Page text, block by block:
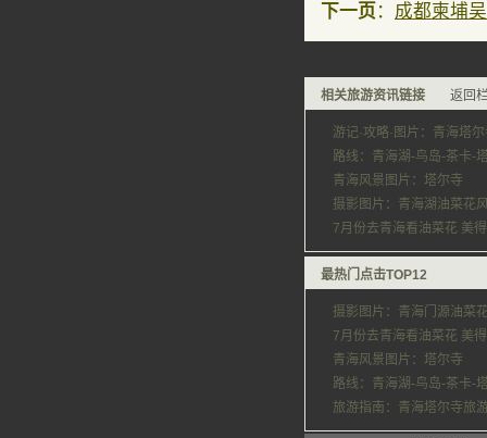
下一页 ： 成都柬埔
相关旅游资讯链接 返回
游记·攻略·图片：青海塔
路线：青海湖-鸟岛-茶卡-
青海风景图片：塔尔寺
摄影图片：青海湖油菜花
7月份去青海看油菜花 美
最热门点击TOP12
摄影图片：青海门源油菜
7月份去青海看油菜花 美
青海风景图片：塔尔寺
路线：青海湖-鸟岛-茶卡-
旅游指南：青海塔尔寺旅